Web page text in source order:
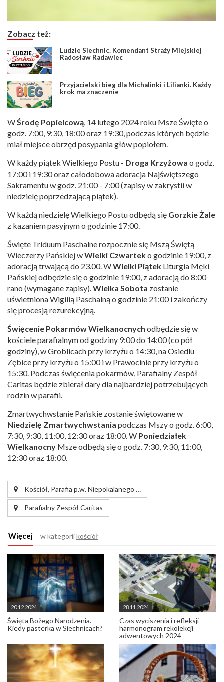
Zobacz też:
Ludzie Siechnic. Komendant Straży Miejskiej
Radosław Radawiec
Przyjacielski bieg dla Michalinki i Lilianki. Każdy
krok ma znaczenie
WŚrodę Popielcową, 14 lutego 2024 roku Msze Święte o
godz. 7:00, 9:30, 18:00 oraz 19:30, podczas których będzie
miał miejsce obrzęd posypania głów popiołem.
W każdy piątek Wielkiego Postu - Droga Krzyżowa o godz.
17:00 i 19:30 oraz całodobowa adoracja Najświętszego
Sakramentu w godz. 21:00 - 7:00 (zapisy w zakrystii w
niedzielę poprzedzającą piątek).
W każdą niedzielę Wielkiego Postu odbędą się Gorzkie Żale
z kazaniem pasyjnym o godzinie 17:00.
Święte Triduum Paschalne rozpocznie się Mszą Świętą
Wieczerzy Pańskiej wWielki Czwarteko godzinie 19:00, z
adoracją trwającą do 23.00. WWielki Piątek Liturgia Męki
Pańskiej odbędzie się o godzinie 19:00, z adoracją do 8:00
rano (wymagane zapisy).Wielka Sobota zostanie
uświetniona Wigilią Paschalną o godzinie 21:00 i zakończy
się procesją rezurekcyjną.
Święcenie Pokarmów Wielkanocnych odbędzie się w
kościele parafialnym od godziny 9:00 do 14:00 (co pół
godziny), w Groblicach przy krzyżu o 14:30, na Osiedlu
Zębice przy krzyżu o 15:00 i w Prawocinie przy krzyżu o
15:30. Podczas święcenia pokarmów, Parafialny Zespół
Caritas będzie zbierał dary dla najbardziej potrzebujących
rodzin w parafii.
Zmartwychwstanie Pańskie zostanie świętowane w
Niedzielę Zmartwychwstania podczas Mszy o godz. 6:00,
7:30, 9:30, 11:00, 12:30 oraz 18:00. W Poniedziałek
Wielkanocny Msze odbędą się o godz. 7:30, 9:30, 11:00,
12:30 oraz 18:00.
Kościół, Parafia p.w. Niepokalanego …
Parafialny Zespół Caritas
Więcej w kategoriikościół
20.12.2024
Święta Bożego Narodzenia.
Kiedy pasterka w Siechnicach?
28.11.2024
Czas wyciszenia i refleksji –
harmonogram rekolekcji
adwentowych 2024